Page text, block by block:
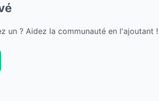
un ? Aidez la communauté en l'ajoutant !